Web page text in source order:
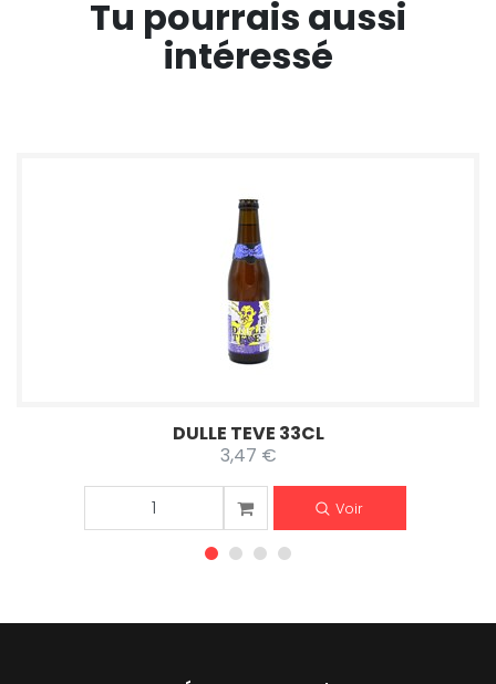
Tu pourrais aussi
intéressé
DULLE TEVE 33CL
3,47 €
Voir